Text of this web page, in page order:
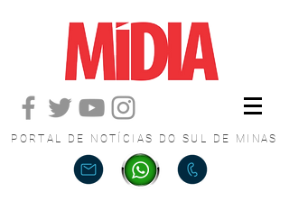
PORTAL DE NOTÍCIAS DO SUL DE MINAS